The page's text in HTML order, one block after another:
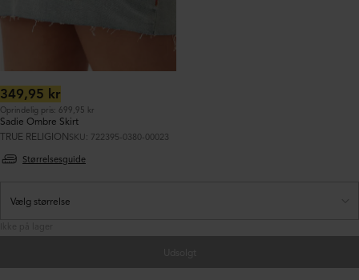
Normalpris:
349,95 kr
Oprindelig pris: 699,95 kr
Sadie Ombre Skirt
TRUE RELIGIONSKU: 722395-0380-00023
Størrelsesguide